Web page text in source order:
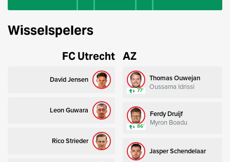
Wisselspelers
FC Utrecht
David Jensen
Leon Guwara
Rico Strieder
AZ
Thomas Ouwejan
Oussama Idrissi
77’
Ferdy Druijf
Myron Boadu
86’
Jasper Schendelaar